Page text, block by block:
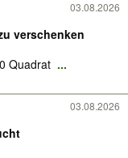
03.08.2026
von Holzdecke zu verschenken
Quadrat ...
03.08.2026